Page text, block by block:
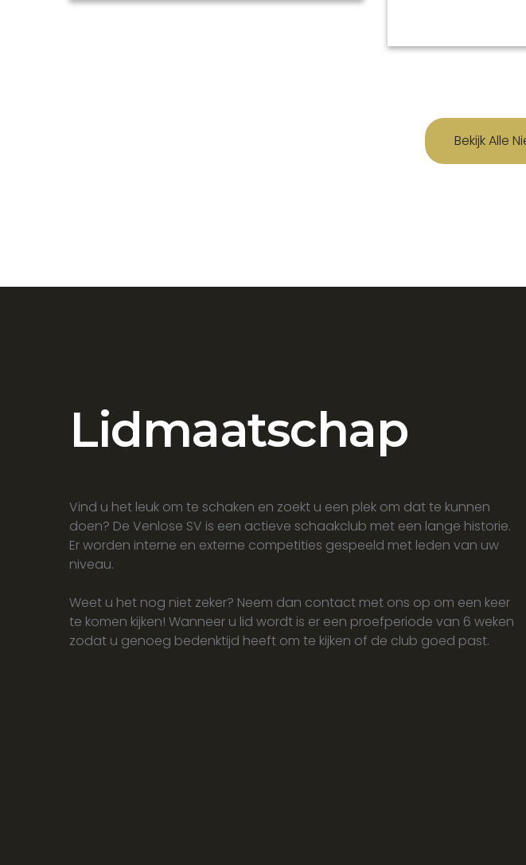
Bekijk Alle
Lidmaatschap
Vind u het leuk om te schaken en zoekt u een plek om dat te kunnen
doen? De Venlose SV is een actieve schaakclub met een lange historie.
Er worden interne en externe competities gespeeld met leden van uw
niveau.
Weet u het nog niet zeker? Neem dan contact met ons op om een keer
te komen kijken! Wanneer u lid wordt is er een proefperiode van 6 weken
zodat u genoeg bedenktijd heeft om te kijken of de club goed past.